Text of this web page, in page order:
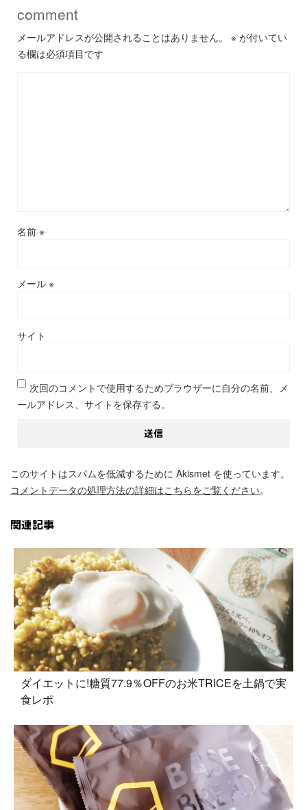
comment
メールアドレスが公開されることはありません。 ※ が付いてい
る欄は必須項目です
名前 ※
メール ※
サイト
次回のコメントで使用するためブラウザーに自分の名前、メ
ールアドレス、サイトを保存する。
このサイトはスパムを低減するために Akismet を使っています。
コメントデータの処理方法の詳細はこちらをご覧ください。
関連記事
ダイエットに!糖質77.9％OFFのお米TRICEを土鍋で実
食レポ